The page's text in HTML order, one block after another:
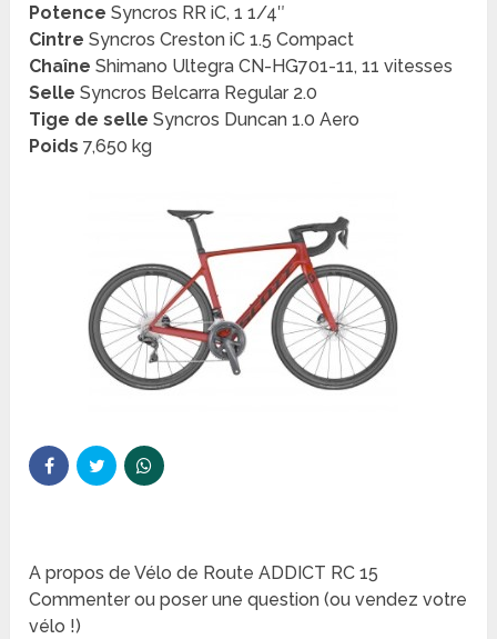
Potence Syncros RR iC, 1 1/4″
Cintre Syncros Creston iC 1.5 Compact
Chaîne Shimano Ultegra CN-HG701-11, 11 vitesses
Selle Syncros Belcarra Regular 2.0
Tige de selle Syncros Duncan 1.0 Aero
Poids 7,650 kg
A propos de Vélo de Route ADDICT RC 15
Commenter ou poser une question (ou vendez votre
vélo !)